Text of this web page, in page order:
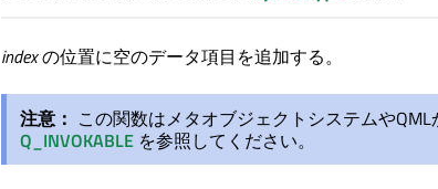
indexの位置に空のデータ項目を追加する。
注意： この関数はメタオブジェクトシステムやQML
Q_INVOKABLE を参照してください。